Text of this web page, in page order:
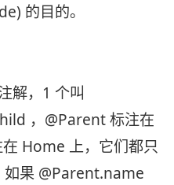
的目的。
解，1 个叫
，@Parent 标注在
Home 上，它们都只
果 @Parent.name